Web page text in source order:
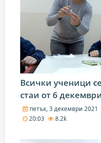
Всички ученици
стаи от 6
петък, 3 декември 2021
20:03
8.2k